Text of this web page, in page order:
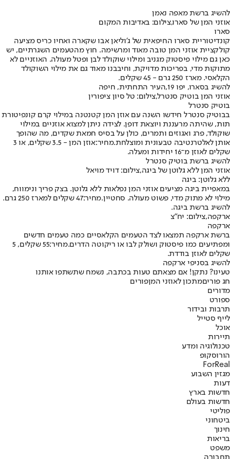
להשיג ברשת מאפה נאמן
אוזני המן של סארו,צילום: באדיבות המקום
סארו
קונדיטוריית סארו החיפאית של ג׳וליאן אבו שקארה ואחיו כריס מציעה
קולקציית אוזני המן טובה מאוד ומרשימה. חוץ מהטעמים השגרתיים, יש
כאן גם מילוי פיסטוק מגניב ומילוי שוקולד לבן ופטל מעולה. האוזניים לא
מתוקות מדי, בפריכות מדויקת, וחיבבנו מאוד גם את מילוי השוקולד
הקלאסי. מארז 250 גרם - 45 שקלים.
להשיג בסארו, יפו 19,העיר התחתית, חיפה
אוזני המן בוטיק סנטרל,צילום: טל סיון ציפורין
בוטיק סנטרל
בבוטיק סנטרל חידשו השנה עם אוזן המן קטנטנה במילוי קרם קונפיטורת
תות, שהיתה מרעננת ויוצאת דופן. לצידה ניתן למצוא אוזניים במילוי
שוקולד, פרג ואגוזים ותמרים, כולן על בסיס חמאת שקדים, מה שהופך
אותן לאלטרנטיבה טבעונית ומוצלחת.מחיר:
אוזן המן - 3.5 שקלים, או 3
שקלים לאוזן מ־16 יחידות ומעלה.
להשיג ברשת בוטיק סנטרל
אוזני המן ללא גלוטן של ביגה,צילום: דויד מויאל
ללא גלוטן: ביגה
במאפיית ביגה מציעים אוזני המן נפלאות ללא גלוטן. בצק פריך ונימווח,
מילוי לא מתוק מדי, פשוט מעולה. סחטיין.מחיר:47 שקלים למארז 250 גרם.
להשיג ברשת ביגה.
ארקפה,צילום: יח"צ
ארקפה
ברשת ארקפה תמצאו לצד הטעמים הקלאסיים כמה טעמים חדשים
ומפתיעים כמו פיסטוק ושולק לבו או ריקוטה הדרים.מחיר:
55 שקלים, 5
שקלים לאוזן בודדת.
להשיג בסניפי ארקפה
טעינו? נתקן! אם מצאתם טעות בכתבה, נשמח שתשתפו אותנו
חג פוריםמתכון לאוזני המןפורים
מדורים
ספורט
תרבות ובידור
לייף סטייל
אוכל
תיירות
טכנולוגיה ומדע
הורוסקופ
ForReal
מגזין השבוע
דעות
חדשות בארץ
חדשות בעולם
פוליטי
ביטחוני
חינוך
בריאות
משפט